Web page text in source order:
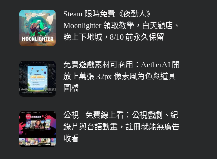
Steam 限時免費《夜勤人》
Moonlighter 領取教學，白天顧店、
晚上下地城，8/10 前永久保留
免費遊戲素材可商用：AetherAI 開
放上萬張 32px 像素風角色與道具
圖檔
公視+ 免費線上看：公視戲劇、紀
錄片與台語動畫，註冊就能無廣告
收看